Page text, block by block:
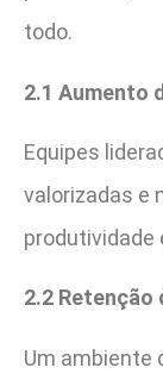
todo.
2.1 Aumento
Equipes
valorizadas e
produtividade
2.2 Retenção
Um ambiente